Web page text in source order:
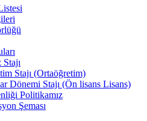
Stajı (Ortaöğretim)
Dönemi Stajı (Ön lisans Lisans)
Politikamız
Şeması